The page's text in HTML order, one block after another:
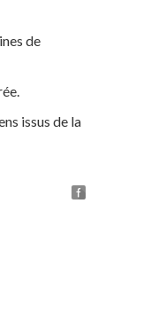
de
issus de la